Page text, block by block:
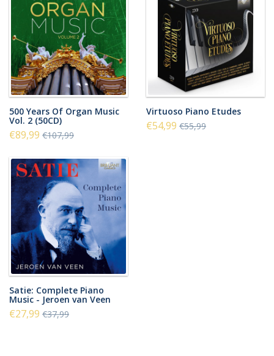
500 Years Of Organ Music
Vol. 2 (50CD)
€89,99 €107,99
Virtuoso Piano Etudes
€54,99 €55,99
Satie: Complete Piano
Music - Jeroen van Veen
€27,99 €37,99